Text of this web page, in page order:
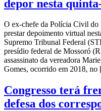
depor nesta
O ex-chefe da Polícia Civil
prestar depoimento virtual
Supremo Tribunal Federal
presídio federal de Mossoró
assassinato da vereadora
Gomes, ocorrido em 2018,
Congresso terá
defesa dos